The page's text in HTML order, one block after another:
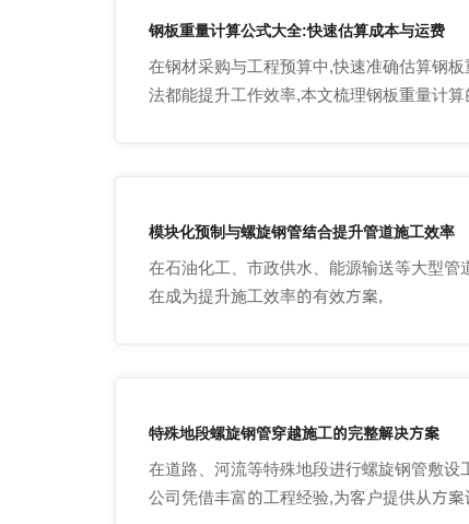
钢板重量计算公式大全:快速估算成本与运费
在钢材采购与工程预算中,快速准确估算钢
法都能提升工作效率,本文梳理钢板重量计
模块化预制与螺旋钢管结合提升管道施工效率
在石油化工、市政供水、能源输送等大型
在成为提升施工效率的有效方案,
特殊地段螺旋钢管穿越施工的完整解决方案
在道路、河流等特殊地段进行螺旋钢管敷
公司凭借丰富的工程经验,为客户提供从方